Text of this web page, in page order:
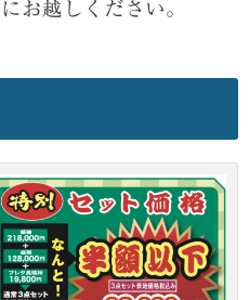
お越しください。